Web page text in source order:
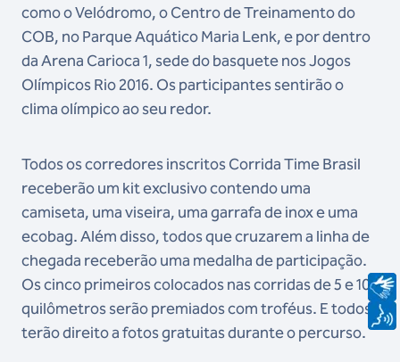
como o Velódromo, o Centro de Treinamento do
COB, no Parque Aquático Maria Lenk, e por dentro
da Arena Carioca 1, sede do basquete nos Jogos
Olímpicos Rio 2016. Os participantes sentirão o
clima olímpico ao seu redor.
Todos os corredores inscritos Corrida Time Brasil
receberão um kit exclusivo contendo uma
camiseta, uma viseira, uma garrafa de inox e uma
ecobag. Além disso, todos que cruzarem a linha de
chegada receberão uma medalha de participação.
Os cinco primeiros colocados nas corridas de 5 e 10
quilômetros serão premiados com troféus. E todos
terão direito a fotos gratuitas durante o percurso.